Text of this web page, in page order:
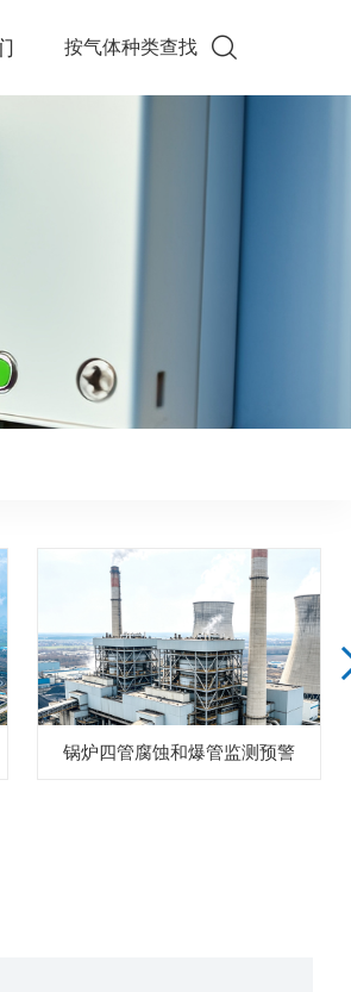
按气体种类查找
锅炉四管腐蚀和爆管监测预警